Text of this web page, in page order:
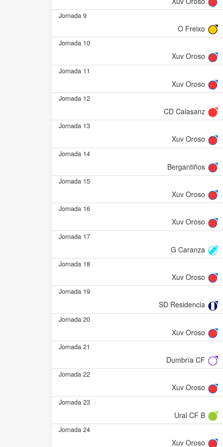
Jornada 9
O Freixo
Jornada 10
Xuv Oroso
Jornada 11
Xuv Oroso
Jornada 12
CD Calasanz
Jornada 13
Xuv Oroso
Jornada 14
Bergantiños
Jornada 15
Xuv Oroso
Jornada 16
Xuv Oroso
Jornada 17
G Caranza
Jornada 18
Xuv Oroso
Jornada 19
SD Residencia
Jornada 20
Xuv Oroso
Jornada 21
Dumbría CF
Jornada 22
Xuv Oroso
Jornada 23
Ural CF B
Jornada 24
Xuv Oroso